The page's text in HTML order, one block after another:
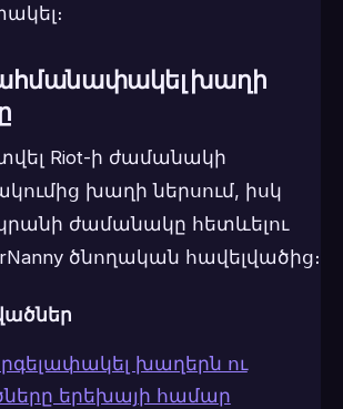
խաղի
Riot-ի ժամանակի
խաղի ներսում, իսկ
ժամանակը հետևելու
ծնողական հավելվածից։
խաղերն ու
երեխայի համար